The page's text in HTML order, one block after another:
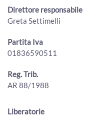
ArezzoTv
Oggi
ArezzoTv
Direttore responsabile
Greta Settimelli
Partita Iva
01836590511
Reg. Trib.
AR 88/1988
Liberatorie